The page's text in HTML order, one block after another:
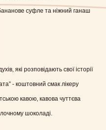
суфле та ніжний ганаш
які розповідають свої історії
- коштовний смак лікеру
кавою, кавова чуттєва
шоколаді.